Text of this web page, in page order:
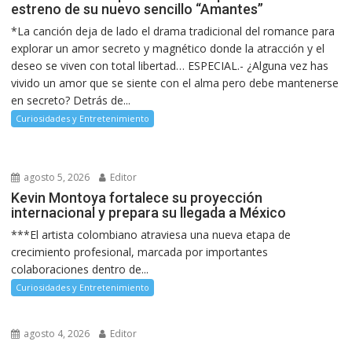
estreno de su nuevo sencillo “Amantes”
*La canción deja de lado el drama tradicional del romance para
explorar un amor secreto y magnético donde la atracción y el
deseo se viven con total libertad… ESPECIAL.- ¿Alguna vez has
vivido un amor que se siente con el alma pero debe mantenerse
en secreto? Detrás de...
Curiosidades y Entretenimiento
agosto 5, 2026 Editor
Kevin Montoya fortalece su proyección
internacional y prepara su llegada a México
***El artista colombiano atraviesa una nueva etapa de
crecimiento profesional, marcada por importantes
colaboraciones dentro de...
Curiosidades y Entretenimiento
agosto 4, 2026 Editor